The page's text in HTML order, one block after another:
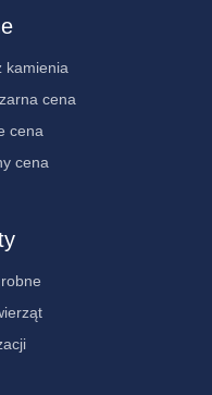
kamienia
cena
cena
cena